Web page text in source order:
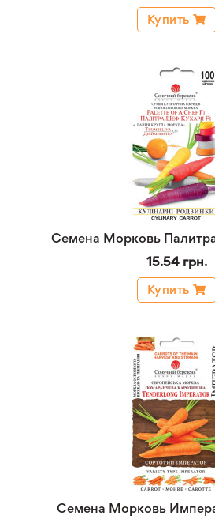
Купить
Семена Морковь
15.54 грн.
Купить
Семена Морковь